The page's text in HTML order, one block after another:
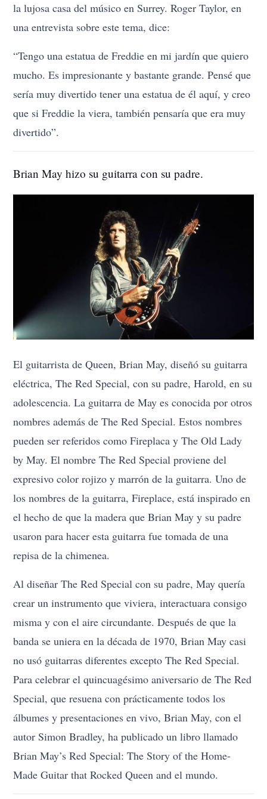
la lujosa casa del músico en Surrey. Roger Taylor, en
una entrevista sobre este tema, dice:
“Tengo una estatua de Freddie en mi jardín que quiero
mucho. Es impresionante y bastante grande. Pensé que
sería muy divertido tener una estatua de él aquí, y creo
que si Freddie la viera, también pensaría que era muy
divertido”.
Brian May hizo su guitarra con su padre.
El guitarrista de Queen, Brian May, diseñó su guitarra
eléctrica, The Red Special, con su padre, Harold, en su
adolescencia. La guitarra de May es conocida por otros
nombres además de The Red Special. Estos nombres
pueden ser referidos como Fireplaca y The Old Lady
by May. El nombre The Red Special proviene del
expresivo color rojizo y marrón de la guitarra. Uno de
los nombres de la guitarra, Fireplace, está inspirado en
el hecho de que la madera que Brian May y su padre
usaron para hacer esta guitarra fue tomada de una
repisa de la chimenea.
Al diseñar The Red Special con su padre, May quería
crear un instrumento que viviera, interactuara consigo
misma y con el aire circundante. Después de que la
banda se uniera en la década de 1970, Brian May casi
no usó guitarras diferentes excepto The Red Special.
Para celebrar el quincuagésimo aniversario de The Red
Special, que resuena con prácticamente todos los
álbumes y presentaciones en vivo, Brian May, con el
autor Simon Bradley, ha publicado un libro llamado
Brian May’s Red Special: The Story of the Home-
Made Guitar that Rocked Queen and el mundo.